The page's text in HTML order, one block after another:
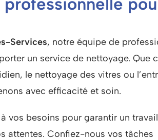
Services, notre équipe de
un service de nettoyage. Que
le nettoyage des vitres ou
avec efficacité et soin.
vos besoins pour garantir un
attentes. Confiez-nous vos tâches